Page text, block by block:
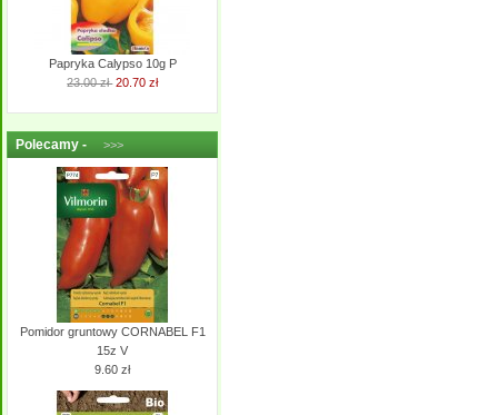
Papryka Calypso 10g P
23.00 zł 20.70 zł
Polecamy - >>>
Pomidor gruntowy CORNABEL F1
15z V
9.60 zł